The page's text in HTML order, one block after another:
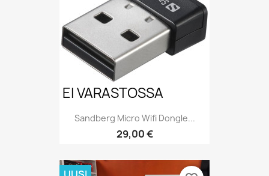
EI VARASTOSSA
Sandberg Micro Wifi Dongle...
Hinta
29,00 €